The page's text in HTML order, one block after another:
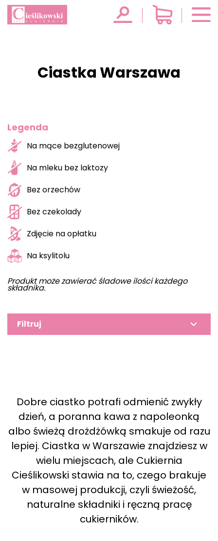
Ciastka Warszawa
Legenda
Na mące bezglutenowej
Na mleku bez laktozy
Bez orzechów
Bez czekolady
Zdjęcie na opłatku
Na ksylitolu
Produkt może zawierać śladowe ilości każdego
składnika.
Filtruj
Dobre ciastko potrafi odmienić zwykły
dzień, a poranna kawa z napoleonką
albo świeżą drożdżówką smakuje od razu
lepiej. Ciastka w Warszawie znajdziesz w
wielu miejscach, ale Cukiernia
Cieślikowski stawia na to, czego brakuje
w masowej produkcji, czyli świeżość,
naturalne składniki i ręczną pracę
cukierników.